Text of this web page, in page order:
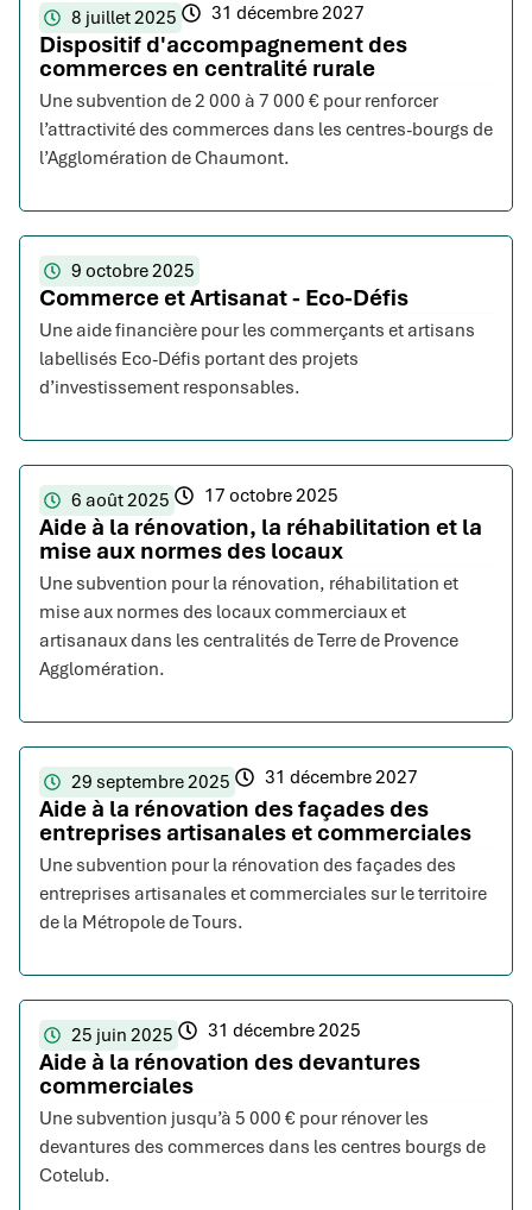
8 juillet 2025 31 décembre 2027
Dispositif d'accompagnement des
commerces en centralité rurale
Une subvention de 2 000 à 7 000 € pour renforcer
l’attractivité des commerces dans les centres-bourgs de
l’Agglomération de Chaumont.
9 octobre 2025
Commerce et Artisanat - Eco-Défis
Une aide financière pour les commerçants et artisans
labellisés Eco-Défis portant des projets
d’investissement responsables.
6 août 2025 17 octobre 2025
Aide à la rénovation, la réhabilitation et la
mise aux normes des locaux
Une subvention pour la rénovation, réhabilitation et
mise aux normes des locaux commerciaux et
artisanaux dans les centralités de Terre de Provence
Agglomération.
29 septembre 2025 31 décembre 2027
Aide à la rénovation des façades des
entreprises artisanales et commerciales
Une subvention pour la rénovation des façades des
entreprises artisanales et commerciales sur le territoire
de la Métropole de Tours.
25 juin 2025 31 décembre 2025
Aide à la rénovation des devantures
commerciales
Une subvention jusqu’à 5 000 € pour rénover les
devantures des commerces dans les centres bourgs de
Cotelub.